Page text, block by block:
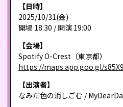
【日時】
2025/10/31(金)
開場 18:30 / 開演 19:00
【会場】
Spotify O-Crest（東京都）
https://maps.app.goo.gl/
【出演者】
なみだ色の消しごむ /